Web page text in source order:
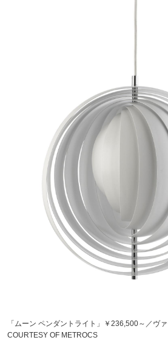
「ムーン ペンダントライト」￥236,500～／ヴ
COURTESY OF METROCS